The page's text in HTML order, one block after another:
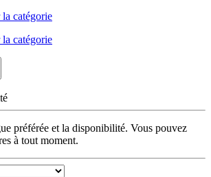
catégorie
catégorie
préférée et la disponibilité. Vous pouvez
à tout moment.